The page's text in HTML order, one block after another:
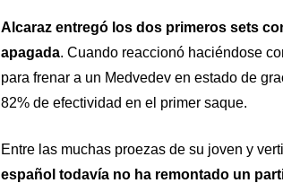
Alcaraz entregó los dos primeros sets
apagada. Cuando reaccionó haciéndose
para frenar a un Medvedev en estado de
82% de efectividad en el primer saque.
Entre las muchas proezas de su joven y
español todavía no ha remontado un